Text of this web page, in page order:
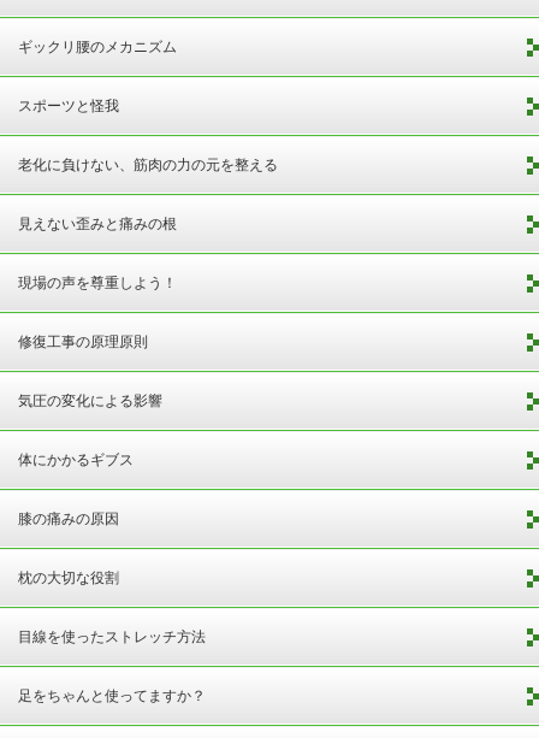
ギックリ腰のメカニズム
スポーツと怪我
老化に負けない、筋肉の力の元を整える
見えない歪みと痛みの根
現場の声を尊重しよう！
修復工事の原理原則
気圧の変化による影響
体にかかるギブス
膝の痛みの原因
枕の大切な役割
目線を使ったストレッチ方法
足をちゃんと使ってますか？